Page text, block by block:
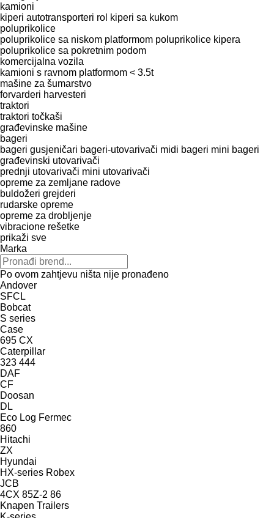
kamioni
kiperi autotransporteri rol kiperi sa kukom
poluprikolice
poluprikolice sa niskom platformom poluprikolice kipera
poluprikolice sa pokretnim podom
komercijalna vozila
kamioni s ravnom platformom < 3.5t
mašine za šumarstvo
forvarderi harvesteri
traktori
traktori točkaši
građevinske mašine
bageri
bageri gusjeničari bageri-utovarivači midi bageri mini bageri
građevinski utovarivači
prednji utovarivači mini utovarivači
opreme za zemljane radove
buldožeri grejderi
rudarske opreme
opreme za drobljenje
vibracione rešetke
prikaži sve
Marka
Po ovom zahtjevu ništa nije pronađeno
Andover
SFCL
Bobcat
S series
Case
695 CX
Caterpillar
323 444
DAF
CF
Doosan
DL
Eco Log Fermec
860
Hitachi
ZX
Hyundai
HX-series Robex
JCB
4CX 85Z-2 86
Knapen Trailers